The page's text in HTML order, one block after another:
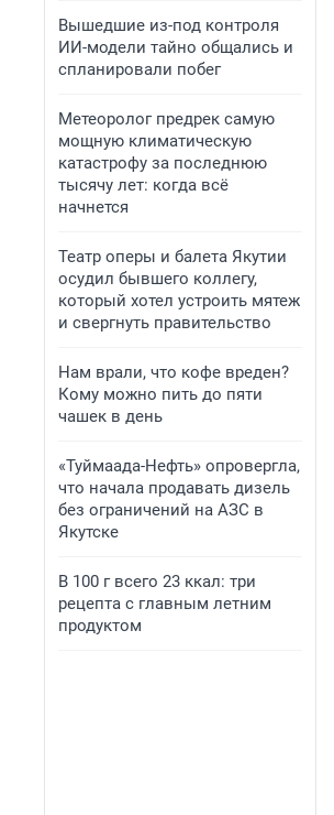
Вышедшие из-под контроля
ИИ-модели тайно общались и
спланировали побег
Метеоролог предрек самую
мощную климатическую
катастрофу за последнюю
тысячу лет: когда всё
начнется
Театр оперы и балета Якутии
осудил бывшего коллегу,
который хотел устроить мятеж
и свергнуть правительство
Нам врали, что кофе вреден?
Кому можно пить до пяти
чашек в день
«Туймаада-Нефть» опровергла,
что начала продавать дизель
без ограничений на АЗС в
Якутске
В 100 г всего 23 ккал: три
рецепта с главным летним
продуктом